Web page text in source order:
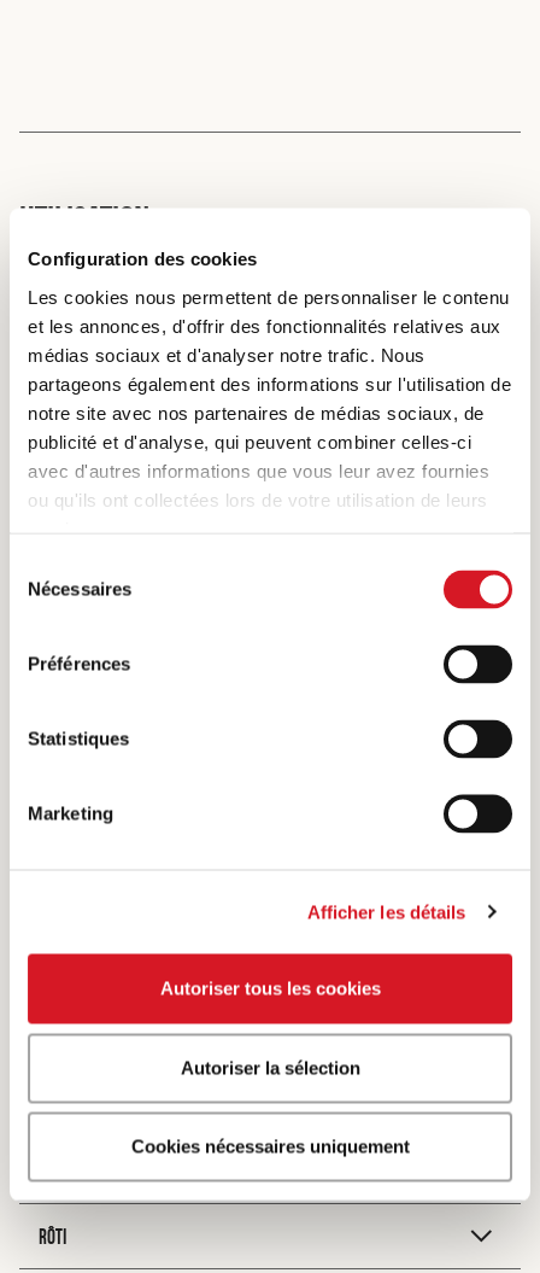
Configuration des cookies
Les cookies nous permettent de personnaliser le contenu
et les annonces, d'offrir des fonctionnalités relatives aux
médias sociaux et d'analyser notre trafic. Nous
partageons également des informations sur l'utilisation de
notre site avec nos partenaires de médias sociaux, de
publicité et d'analyse, qui peuvent combiner celles-ci
avec d'autres informations que vous leur avez fournies
ou qu'ils ont collectées lors de votre utilisation de leurs
Nécessaires
Préférences
Statistiques
Marketing
Afficher les détails
Autoriser tous les cookies
Autoriser la sélection
Cookies nécessaires uniquement
UTILISATION
L’épais d’épaule peut être cuisiné en une pièce ou coupé en
dés pour confectionner des plats braisés (rôti, ragoût,
goulache). En charcuterie, on en fait des mostbröckli ou de
la viande séchée.
RAGOÛT ET GOULACHE
remettre en appétit ». Le plat dont le nom
RÔTI